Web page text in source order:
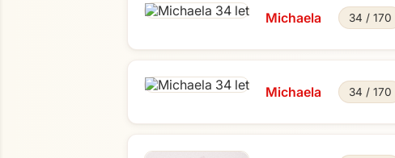
Michaela 34 / 170
Michaela 34 / 170